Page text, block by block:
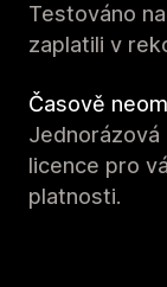
Testováno
zaplatili v
Časově
Jednorázová
licence pro
platnosti.